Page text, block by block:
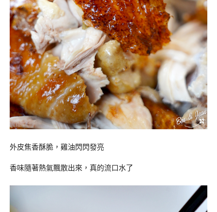
外皮焦香酥脆，雞油閃閃發亮
香味隨著熱氣飄散出來，真的流口水了